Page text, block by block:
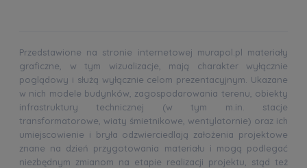
Przedstawione na stronie internetowej murapol.pl materiały
graficzne, w tym wizualizacje, mają charakter wyłącznie
poglądowy i służą wyłącznie celom prezentacyjnym. Ukazane
w nich modele budynków, zagospodarowania terenu, obiekty
infrastruktury technicznej (w tym m.in. stacje
transformatorowe, wiaty śmietnikowe, wentylatornie) oraz ich
umiejscowienie i bryła odzwierciedlają założenia projektowe
znane na dzień przygotowania materiału i mogą podlegać
niezbędnym zmianom na etapie realizacji projektu, stąd też